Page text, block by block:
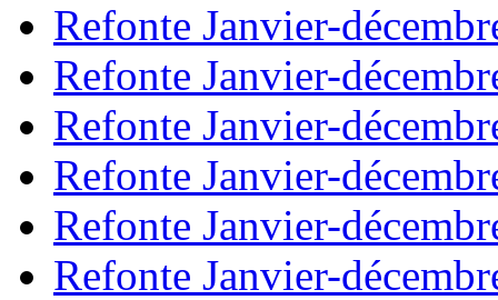
Refonte Janvier-
Refonte Janvier-
Refonte Janvier-
Refonte Janvier-
Refonte Janvier-
Refonte Janvier-